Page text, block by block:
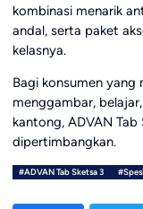
kombinasi menarik
andal, serta paket
kelasnya.
Bagi konsumen
menggambar,
kantong, ADVAN
dipertimbangkan.
#ADVAN Tab Sketsa 3